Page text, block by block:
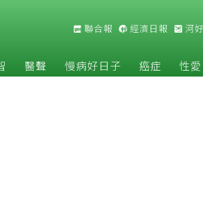
聯合報 經濟日報 河
醫聲 慢病好日子 癌症 性愛